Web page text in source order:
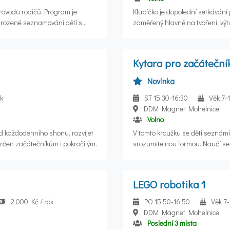
rodičů. Program je
seznamování dětí s
Klubíčko je dopolední
zaměřený hlavně na tvoření,
a aktivity podporující
je dítě v doprovodu rodiče
každodenního shonu, rozvíjet
začátečníkům i pokročilým.
Kytara pro
Novinka
ST 15:30-16:30
Věk 7-
DDM Magnet Mohelnice
Volno
V tomto kroužku se děti
srozumitelnou formou. Naučí
2 000 Kč / rok
LEGO robotika 1
PO 15:50-16:50
Věk
DDM Magnet Mohelnice
Poslední 3 místa